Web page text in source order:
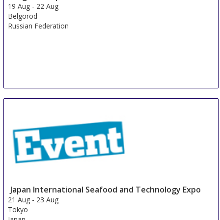
19 Aug - 22 Aug
Belgorod
Russian Federation
Japan International Seafood and Technology Expo
21 Aug - 23 Aug
Tokyo